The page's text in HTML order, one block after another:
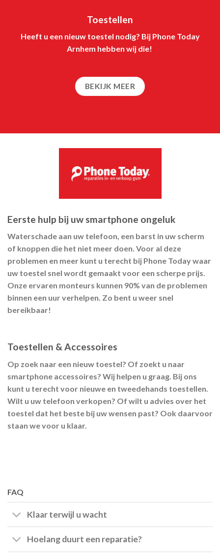
Toestellen
Heeft u een nieuw toestel nodig? Bij Phone Today
Arnhem hebben wij die!
BEKIJK MEER
Eerste hulp bij uw smartphone ongeluk
Waterschade aan uw telefoon, een barst in uw scherm
of knoppen die het niet meer doen. Voor al deze
problemen en meer kunt u terecht bij Phone Today waar
uw toestel snel wordt gemaakt voor een scherpe prijs.
Onze ervaren monteurs kunnen 90% van de problemen
binnen een uur verhelpen. Zo bent u weer snel
bereikbaar!
Toestellen & Accessoires
Op zoek naar een nieuw toestel? Of zoekt u naar
smartphone accessoires? Wij helpen u graag. Bij ons
kunt u terecht voor nieuwe en tweedehands toestellen.
Wilt u uw telefoon verkopen? Of wilt u advies over het
toestel dat het beste bij uw wensen past? Ook daarvoor
staan we voor u klaar.
FAQ
Klaar terwijl u wacht
Hoelang duurt een reparatie?